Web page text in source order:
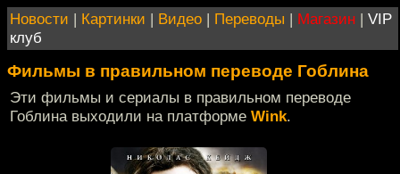
Новости | Картинки | Видео | Переводы | Магазин | VIP
клуб
Фильмы в правильном переводе Гоблина
Эти фильмы и сериалы в правильном переводе
Гоблина выходили на платформе Wink.